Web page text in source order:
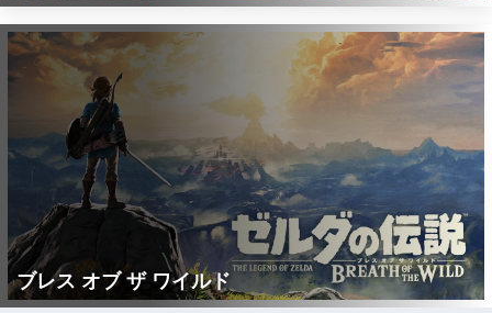
ブレス オブ ザ ワイルド